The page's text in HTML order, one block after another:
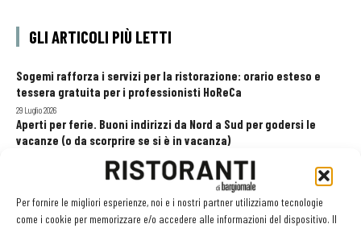
Per fornire le migliori esperienze, noi e i nostri partner utilizziamo tecnologie
come i cookie per memorizzare e/o accedere alle informazioni del dispositivo. Il
GLI ARTICOLI PIÙ LETTI
Sogemi rafforza i servizi per la ristorazione: orario esteso e
tessera gratuita per i professionisti HoReCa
29 Luglio 2026
Aperti per ferie. Buoni indirizzi da Nord a Sud per godersi le
vacanze (o da scorprire se si è in vacanza)
Recensioni online, Fipe e le associazioni del turismo chiedono
modifiche alle Linee Guida dell’Antitrust
20 Luglio 2026